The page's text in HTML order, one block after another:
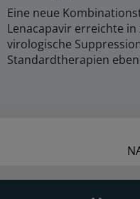
Eine neue
Lenacapavir erreichte in
virologische
Standardtherapien